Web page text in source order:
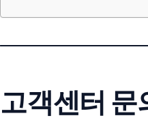
고객센터 문